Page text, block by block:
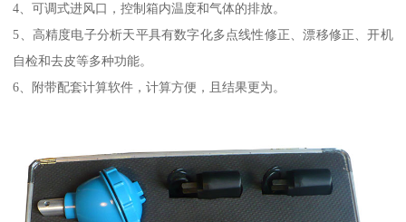
4、可调式进风口，控制箱内温度和气体的排放。
5、高精度电子分析天平具有数字化多点线性修正、漂移修正、开机
自检和去皮等多种功能。
6、附带配套计算软件，计算方便，且结果更为。